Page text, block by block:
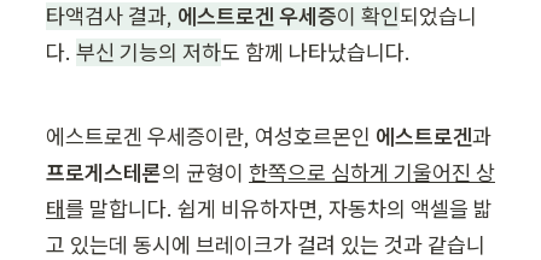
타액검사 결과, 에스트로겐 우세증이 확인되었습니
다. 부신 기능의 저하도 함께 나타났습니다.
에스트로겐 우세증이란, 여성호르몬인 에스트로겐
프로게스테론의 균형이 한쪽으로 심하게 기울어진 상
태를 말합니다. 쉽게 비유하자면, 자동차의 액셀을 밟
고 있는데 동시에 브레이크가 걸려 있는 것과 같습니